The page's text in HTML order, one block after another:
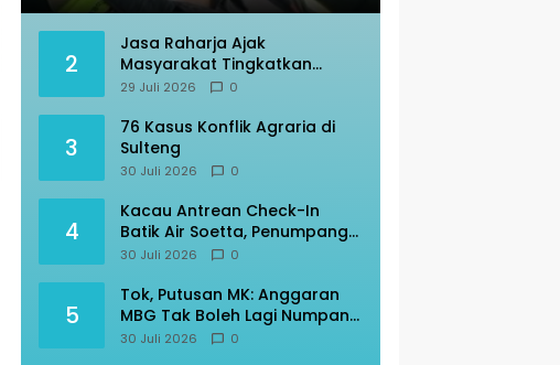
2
Jasa Raharja Ajak
Masyarakat Tingkatkan
Kepatuhan Berlalu Lintas
29 Juli 2026 0
3
76 Kasus Konflik Agraria di
Sulteng
30 Juli 2026 0
4
Kacau Antrean Check-In
Batik Air Soetta, Penumpang
Rute Palu Jadi Korban
30 Juli 2026 0
5
Tok, Putusan MK: Anggaran
MBG Tak Boleh Lagi Numpang
di Pos Pendidikan
30 Juli 2026 0